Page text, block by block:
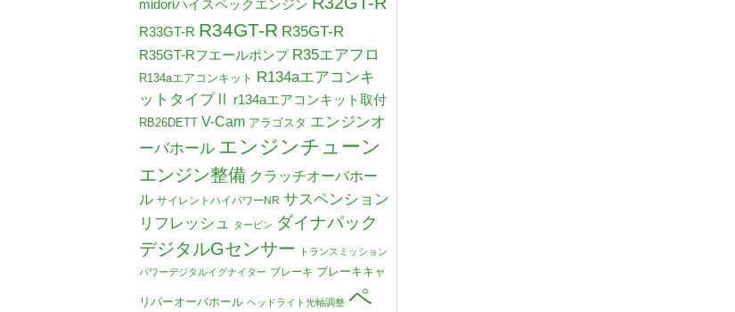
midoriハイスペックエンジン
R33GT-R R34GT-R R35GT-R
R35GT-Rフエールポンプ R35エアフロ
R134aエアコンキット R134aエアコンキ
ットタイプⅡ
r134aエアコンキット取付
RB26DETT V-Cam アラゴスタ エンジンオ
ーバホール エンジンチューン
エンジン整備 クラッチオーバホー
ル サイレントハイパワーNR サスペンション
リフレッシュ
タービン ダイナパック
デジタルGセンサー
トランスミッション
パワーデジタルイグナイター ブレーキ ブレーキキャ
リパーオーバホール ヘッドライト光軸調整 ペ